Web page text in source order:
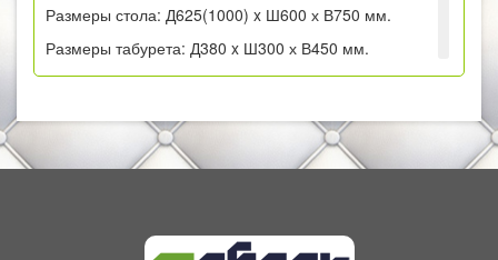
Размеры стола: Д625(1000) x Ш600 х В750 мм.
Размеры табурета: Д380 x Ш300 х В450 мм.
Кухонный уголок может собираться на любую
белый/милк